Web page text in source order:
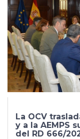
La OCV
y a la AEMPS
del RD 666/